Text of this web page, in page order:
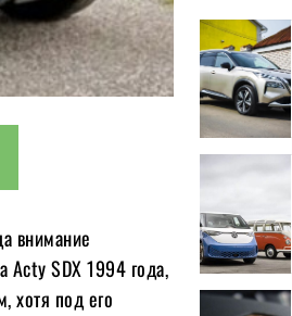
внимание
Acty SDX 1994 года,
хотя под его